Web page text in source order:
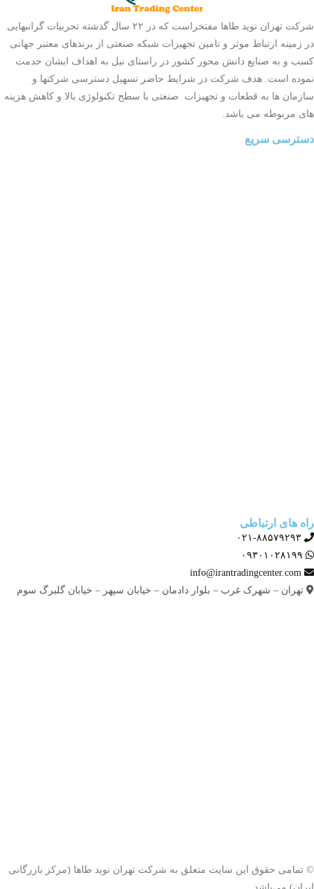
شرکت تهران نوید طاها مفتخراست که در ۲۲ سال گذشته تجربیات گرانبهایی
در زمینه ارتباط موثر و تامین تجهیزات شبکه صنعتی از برندهای معتبر جهانی
کسب و به صنایع دانش محور کشور در راستای نیل به اهداف ایشان خدمت
نموده است. هدف شرکت در شرایط حاضر تسهیل دسترسی شرکتها و
سازمان ها به قطعات و تجهیزات صنعتی با سطح تکنولوژی بالا و کاهش هزینه
های مربوطه می باشد.
دسترسی سریع
راه های ارتباطی
۰۲۱-۸۸۵۷۹۲۹۳
۰۹۳۰۱۰۲۸۱۹۹
info@irantradingcenter.com
تهران – شهرک غرب – بلوار دادمان – خیابان سپهر – خیابان گلبرگ سوم
© تمامی حقوق این سایت متعلق به شرکت تهران نوید طاها (مرکز بازرگانی